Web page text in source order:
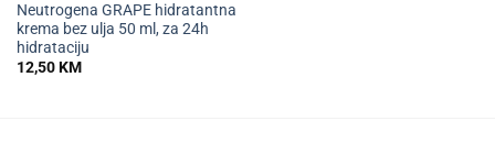
Neutrogena GRAPE hidratantna
krema bez ulja 50 ml, za 24h
hidrataciju
12,50KM